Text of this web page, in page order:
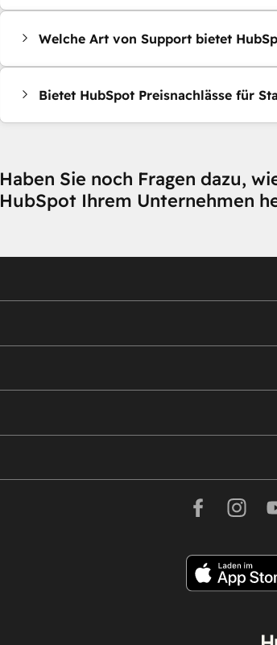
Welche Art von Support bietet
Bietet HubSpot Preisnachlässe für
Haben Sie noch Fragen dazu,
HubSpot Ihrem Unternehmen